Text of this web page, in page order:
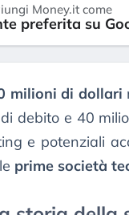
Money.it come
preferita su
milioni di dollari
debito e 40
e potenziali
prime società
24